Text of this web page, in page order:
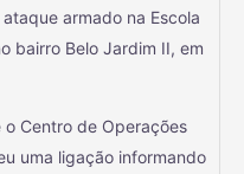
armado na Escola
bairro Belo Jardim II, em
Centro de Operações
uma ligação informando